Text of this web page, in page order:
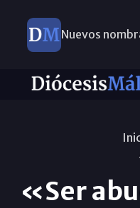
Nuevos
«Ser